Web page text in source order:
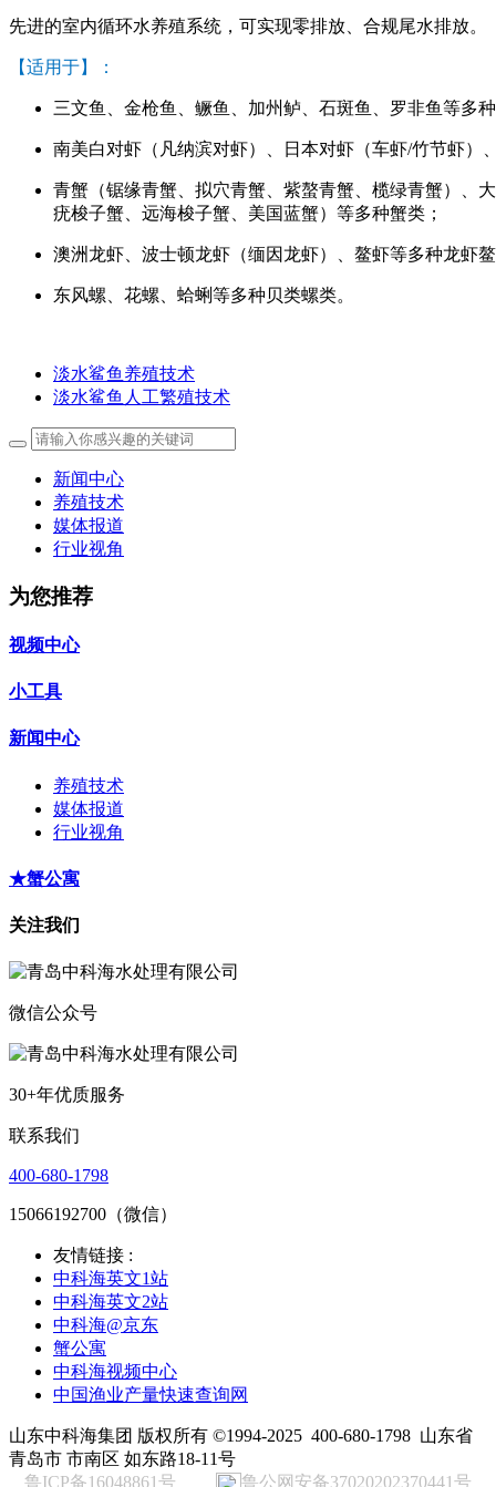
先进的室内循环水养殖系统，可实现零排放、合规尾水排放。
【适用于】：
三文鱼、金枪鱼、鳜鱼、加州鲈、石斑鱼、罗非鱼等多
南美白对虾（凡纳滨对虾）、日本对虾（车虾/竹节虾）
青蟹（锯缘青蟹、拟穴青蟹、紫螯青蟹、榄绿青蟹）、
疣梭子蟹、远海梭子蟹、美国蓝蟹）等多种蟹类；
澳洲龙虾、波士顿龙虾（缅因龙虾）、鳌虾等多种龙虾
东风螺、花螺、蛤蜊等多种贝类螺类。
淡水鲨鱼养殖技术
淡水鲨鱼人工繁殖技术
新闻中心
养殖技术
媒体报道
行业视角
为您推荐
视频中心
小工具
新闻中心
养殖技术
媒体报道
行业视角
★蟹公寓
关注我们
微信公众号
30+年优质服务
联系我们
400-680-1798
15066192700（微信）
友情链接 :
中科海英文1站
中科海英文2站
中科海@京东
蟹公寓
中科海视频中心
中国渔业产量快速查询网
山东中科海集团 版权所有 ©1994-2025 400-680-1798 山东省
青岛市 市南区 如东路18-11号
鲁ICP备16048861号
鲁公网安备37020202370441号